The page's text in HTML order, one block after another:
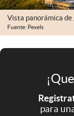
Vista panorámica de
Fuente: Pexels
para